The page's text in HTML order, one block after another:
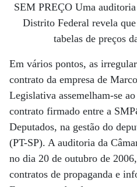
SEM PREÇO Uma
Distrito Federal revela
tabelas de preços
Em vários pontos, as
contrato da empresa de
Legislativa assemelham-se
contrato firmado entre a
Deputados, na gestão do
(PT-SP). A auditoria da
no dia 20 de outubro de
contratos de propaganda e